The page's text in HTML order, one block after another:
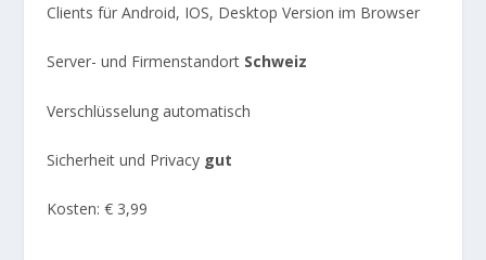
Clients für Android, IOS, Desktop Version im Browser
Server- und Firmenstandort Schweiz
Verschlüsselung automatisch
Sicherheit und Privacy gut
Kosten: € 3,99